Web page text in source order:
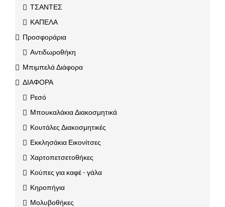
ΤΣΑΝΤΕΣ
ΚΑΠΕΛΑ
Προσφοράρια
Αντιδωροθήκη
Μπιμπελά Διάφορα
ΔΙΑΦΟΡΑ
Ρεσό
Μπουκαλάκια Διακοσμητικά
Κουτάλες Διακοσμητικές
Εκκλησάκια Εικονίτσες
Χαρτοπετσετοθήκες
Κούπες για καφέ - γάλα
Κηροπήγια
Μολυβοθήκες